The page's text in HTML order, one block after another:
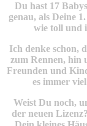
Du hast 17
genau, als Deine
wie toll und
Ich denke schon,
zum Rennen, hin
Freunden und
es immer
Weist Du noch,
der neuen